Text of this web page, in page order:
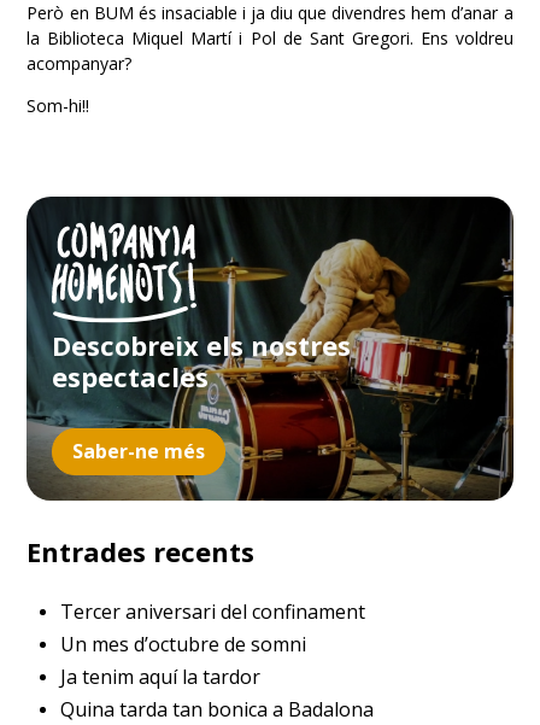
Però en BUM és insaciable i ja diu que divendres hem d’anar a
la Biblioteca Miquel Martí i Pol de Sant Gregori. Ens voldreu
acompanyar?
Som-hi!!
Descobreix els nostres
espectacles
Saber-ne més
Entrades recents
Tercer aniversari del confinament
Un mes d’octubre de somni
Ja tenim aquí la tardor
Quina tarda tan bonica a Badalona